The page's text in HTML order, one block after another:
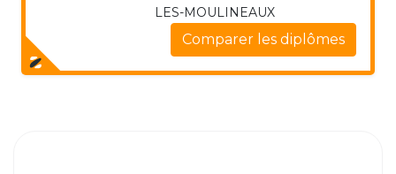
LES-MOULINEAUX
Comparer les diplômes